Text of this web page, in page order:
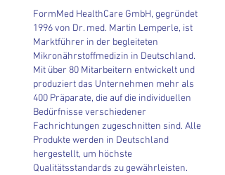
FormMed HealthCare GmbH, gegründet
1996 von Dr. med. Martin Lemperle, ist
Marktführer in der begleiteten
Mikronährstoffmedizin in Deutschland.
Mit über 80 Mitarbeitern entwickelt und
produziert das Unternehmen mehr als
400 Präparate, die auf die individuellen
Bedürfnisse verschiedener
Fachrichtungen zugeschnitten sind. Alle
Produkte werden in Deutschland
hergestellt, um höchste
Qualitätsstandards zu gewährleisten.